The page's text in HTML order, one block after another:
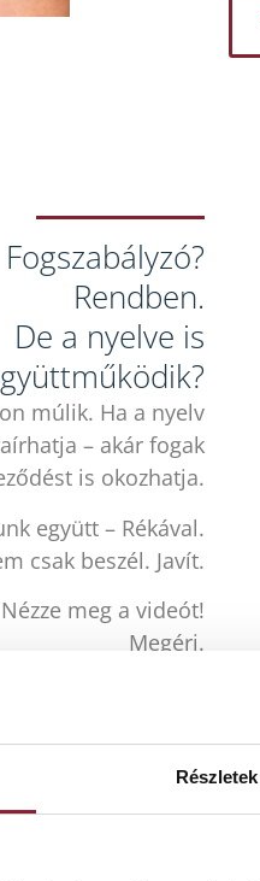
Részletek
Fogszabályzó?
Rendben.
De a nyelve is
múlik. Ha a nyelv
– akár fogak
is okozhatja.
együtt – Rékával.
csak beszél. Javít.
Nézze meg a videót!
Megéri.